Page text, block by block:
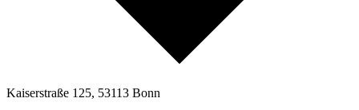
Kaiserstraße 125, 53113 Bonn